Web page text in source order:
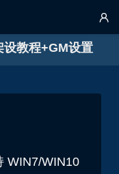

教程+GM设置
WIN7/WIN10